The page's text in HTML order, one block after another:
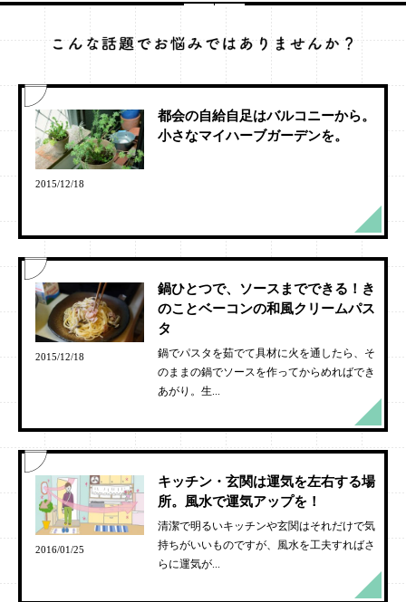
2015/12/18
都会の自給自足はバルコニーから。
小さなマイハーブガーデンを。
2015/12/18
鍋ひとつで、ソースまでできる！き
のことベーコンの和風クリームパス
タ
鍋でパスタを茹でて具材に火を通したら、そ
のままの鍋でソースを作ってからめればでき
あがり。生...
2016/01/25
キッチン・玄関は運気を左右する場
所。風水で運気アップを！
清潔で明るいキッチンや玄関はそれだけで気
持ちがいいものですが、風水を工夫すればさ
らに運気が...